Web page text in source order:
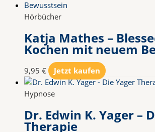
Hörbücher
Katja Mathes –
Kochen mit neuem
9,95 € Jetzt kaufen
Hypnose
Dr. Edwin K. Yager –
Therapie